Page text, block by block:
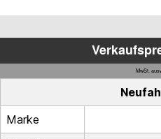
MwSt.
Marke